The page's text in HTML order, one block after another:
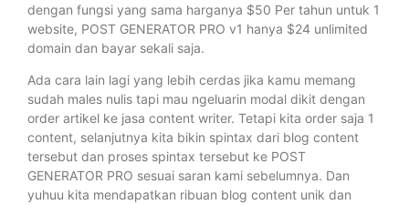
dengan fungsi yang sama harganya $50 Per tahun untuk 1
website, POST GENERATOR PRO v1 hanya $24 unlimited
domain dan bayar sekali saja.
Ada cara lain lagi yang lebih cerdas jika kamu memang
sudah males nulis tapi mau ngeluarin modal dikit dengan
order artikel ke jasa content writer. Tetapi kita order saja 1
content, selanjutnya kita bikin spintax dari blog content
tersebut dan proses spintax tersebut ke POST
GENERATOR PRO sesuai saran kami sebelumnya. Dan
yuhuu kita mendapatkan ribuan blog content unik dan